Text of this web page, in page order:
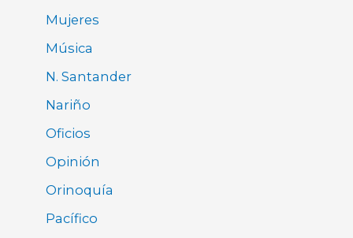
Mujeres
Música
N. Santander
Nariño
Oficios
Opinión
Orinoquía
Pacífico